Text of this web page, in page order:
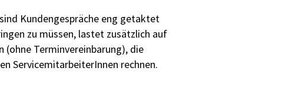
Kundengespräche eng getaktet
zu müssen, lastet zusätzlich auf
(ohne Terminvereinbarung), die
ServicemitarbeiterInnen rechnen.